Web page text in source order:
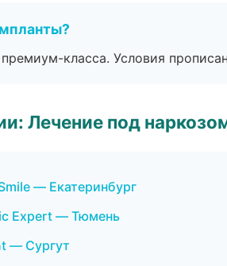
класса. Условия
Лечение под
— Екатеринбург
Expert — Тюмень
— Сургут